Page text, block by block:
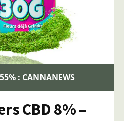
: CANNANEWS
CBD 8% –